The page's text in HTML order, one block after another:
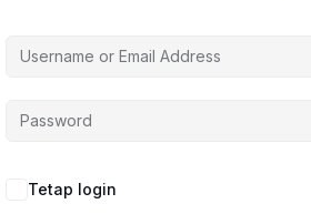
Tetap login